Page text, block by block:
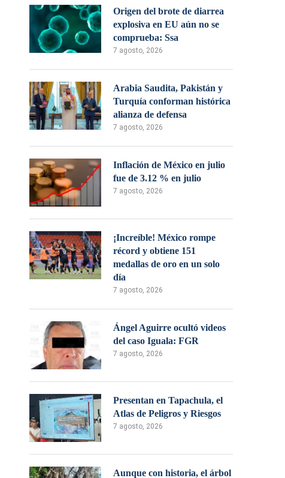
Origen del brote de diarrea
explosiva en EU aún no se
comprueba: Ssa
7 agosto, 2026
Arabia Saudita, Pakistán y
Turquía conforman histórica
alianza de defensa
7 agosto, 2026
Inflación de México en julio
fue de 3.12 % en julio
7 agosto, 2026
¡Increíble! México rompe
récord y obtiene 151
medallas de oro en un solo
día
7 agosto, 2026
Ángel Aguirre ocultó videos
del caso Iguala: FGR
7 agosto, 2026
Presentan en Tapachula, el
Atlas de Peligros y Riesgos
7 agosto, 2026
Aunque con historia, el árbol